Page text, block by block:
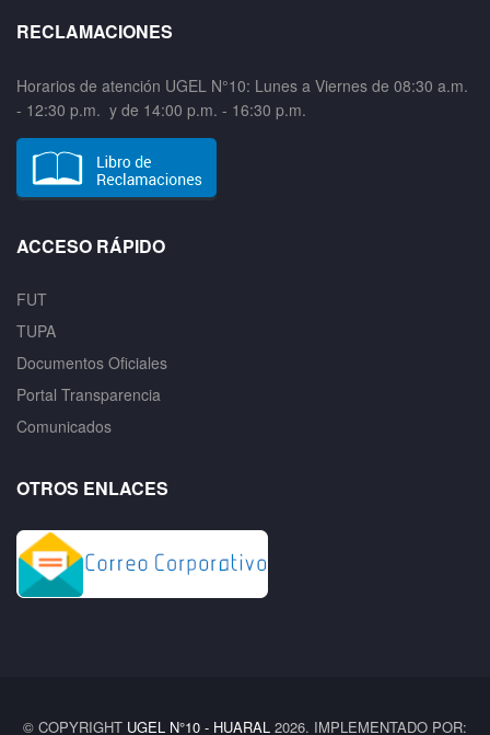
RECLAMACIONES
Horarios de atención UGEL N°10: Lunes a Viernes de 08:30 a.m.
- 12:30 p.m. y de 14:00 p.m. - 16:30 p.m.
ACCESO RÁPIDO
FUT
TUPA
Documentos Oficiales
Portal Transparencia
Comunicados
OTROS ENLACES
© COPYRIGHT UGEL N°10 - HUARAL 2026. IMPLEMENTADO POR: